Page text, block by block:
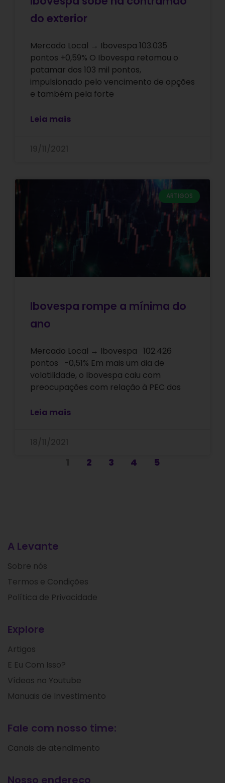
do exterior
Mercado Local → Ibovespa 103.035
pontos +0,59% O Ibovespa retomou o
patamar dos 103 mil pontos,
impulsionado pelo vencimento de opções
e também pela forte
Leia mais
ARTIGOS
Ibovespa rompe a mínima do
ano
Mercado Local → Ibovespa 102.426
pontos -0,51% Em mais um dia de
volatilidade, o Ibovespa caiu com
preocupações com relação à PEC dos
Leia mais
2 3 4 5
A Levante
Sobre nós
Termos e Condições
Política de Privacidade
Explore
Artigos
E Eu Com Isso?
Vídeos no Youtube
Manuais de Investimento
Fale com nosso time:
Canais de atendimento
Nosso endereço